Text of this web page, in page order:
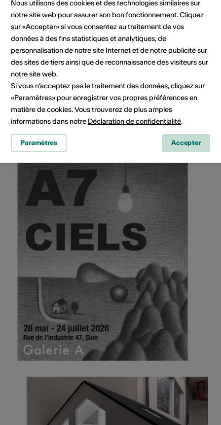
L'Archipel, Rue de l'Industrie 47, 1950 Sion
Planifier un itinéraire
Nous utilisons des cookies et des technologies similaires sur
notre site web pour assurer son bon fonctionnement. Cliquez
sur «Accepter» si vous consentez au traitement de vos
données à des fins statistiques et analytiques, de
personnalisation de notre site Internet et de notre publicité sur
des sites de tiers ainsi que de reconnaissance des visiteurs sur
notre site web.
Si vous n’acceptez pas le traitement des données, cliquez sur
«Paramètres» pour enregistrer vos propres préférences en
matière de cookies. Vous trouverez de plus amples
informations dans notre Déclaration de confidentialité.
Paramètres Accepter